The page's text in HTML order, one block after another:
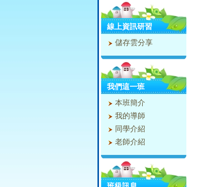
線上資訊研習
儲存雲分享
我們這一班
本班簡介
我的導師
同學介紹
老師介紹